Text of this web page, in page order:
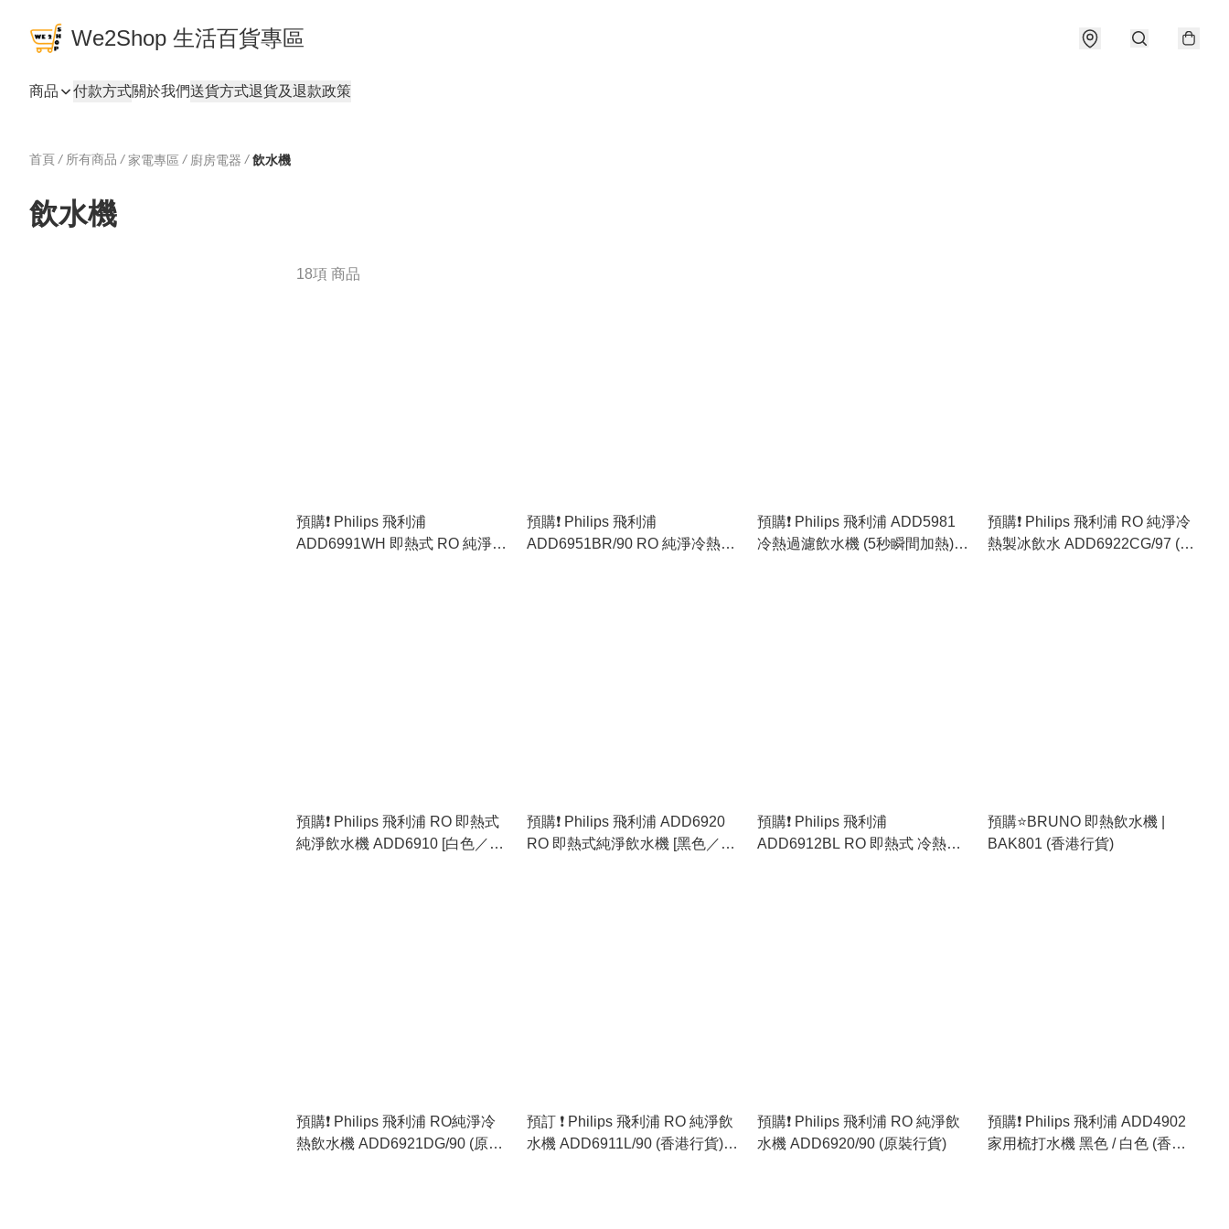
We2Shop 生活百貨專區
商品 付款方式關於我們送貨方式退貨及退款政策
首頁 / 所有商品 / 家電專區 / 廚房電器 / 飲水機
飲水機
18項 商品
預購❗️ Philips 飛利浦
ADD6991WH 即熱式 RO 純淨冷
預購❗️ Philips 飛利浦
ADD6951BR/90 RO 純淨冷熱飲
預購❗️ Philips 飛利浦 ADD5981
冷熱過濾飲水機 (5秒瞬間加熱)
預購❗️ Philips 飛利浦 RO 純淨冷
熱製冰飲水 ADD6922CG/97 (原
預購❗️ Philips 飛利浦 RO 即熱式
純淨飲水機 ADD6910 [白色／灰
預購❗️ Philips 飛利浦 ADD6920
RO 即熱式純淨飲水機 [黑色／白
預購❗️ Philips 飛利浦
ADD6912BL RO 即熱式 冷熱純
預購⭐️BRUNO 即熱飲水機 |
BAK801 (香港行貨)
預購❗️ Philips 飛利浦 RO純淨冷
熱飲水機 ADD6921DG/90 (原裝
預訂 ❗ Philips 飛利浦 RO 純淨飲
水機 ADD6911L/90 (香港行貨)
預購❗️ Philips 飛利浦 RO 純淨飲
水機 ADD6920/90 (原裝行貨)
預購❗️ Philips 飛利浦 ADD4902
家用梳打水機 黑色 / 白色 (香港